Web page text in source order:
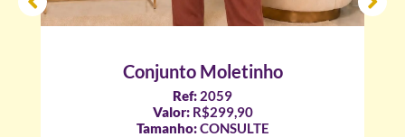
Conjunto Moletinho
Ref: 2059
Valor:R$299,90
Tamanho:CONSULTE